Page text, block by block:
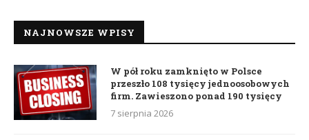
NAJNOWSZE WPISY
W pół roku zamknięto w Polsce
przeszło 108 tysięcy jednoosobowych
firm. Zawieszono ponad 190 tysięcy
7 sierpnia 2026